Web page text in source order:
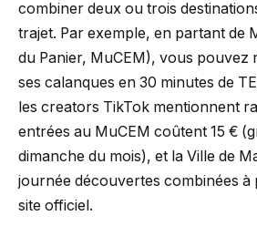
combiner deux ou trois
trajet. Par exemple, en partant de
du Panier, MuCEM), vous pouvez
ses calanques en 30 minutes de
les creators TikTok mentionnent
entrées au MuCEM coûtent 15 €
dimanche du mois), et la Ville de
journée découvertes combinées à
site officiel.